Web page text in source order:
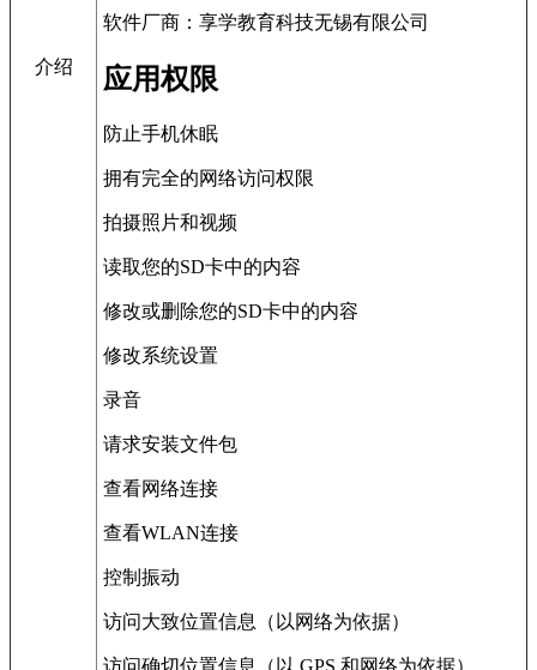
介绍
软件厂商：享学教育科技无锡有限公司
应用权限
防止手机休眠
拥有完全的网络访问权限
拍摄照片和视频
读取您的SD卡中的内容
修改或删除您的SD卡中的内容
修改系统设置
录音
请求安装文件包
查看网络连接
查看WLAN连接
控制振动
访问大致位置信息（以网络为依据）